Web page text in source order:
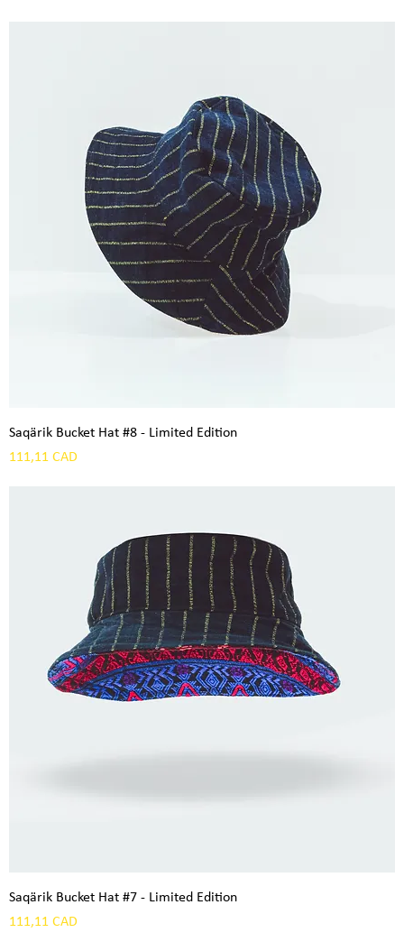
Saqärik Bucket Hat #8 - Limited Edition
Precio
111,11 CAD
Saqärik Bucket Hat #7 - Limited Edition
Precio
111,11 CAD